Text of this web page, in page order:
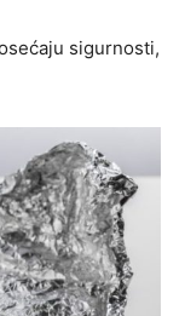
sigurnosti,